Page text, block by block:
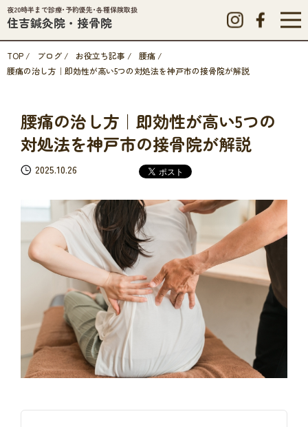
夜20時半まで診療･予約優先･各種保険取扱
住吉鍼灸院・接骨院
TOP / ブログ / お役立ち記事 / 腰痛 /
腰痛の治し方｜即効性が高い5つの対処法を神戸市の接骨院が解説
腰痛の治し方｜即効性が高い5つの
対処法を神戸市の接骨院が解説
2025.10.26